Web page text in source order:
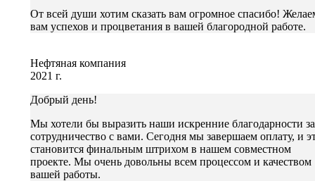
От всей души хотим сказать вам огромное спасибо!
вам успехов и процветания в вашей благородной работе.
Нефтяная компания
2021 г.
Добрый день!
Мы хотели бы выразить наши искренние благодарности за
сотрудничество с вами. Сегодня мы завершаем оплату, и
становится финальным штрихом в нашем совместном
проекте. Мы очень довольны всем процессом и качеством
вашей работы.